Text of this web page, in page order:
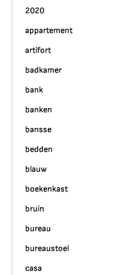
2020
appartement
artifort
badkamer
bank
banken
bansse
bedden
blauw
boekenkast
bruin
bureau
bureaustoel
casa